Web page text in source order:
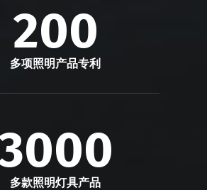
200
多项照明产品专利
多款照明灯具产品